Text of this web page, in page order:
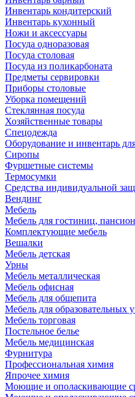
Инвентарь кондитерский
Инвентарь кухонный
Ножи и аксессуары
Посуда одноразовая
Посуда столовая
Посуда из поликарбоната
Предметы сервировки
Приборы столовые
Уборка помещений
Стеклянная посуда
Хозяйственные товары
Спецодежда
Оборудование и инвентарь
Сиропы
Фуршетные системы
Термосумки
Средства индивидуальной
Вендинг
Мебель
Мебель для гостиниц,
Комплектующие мебель
Вешалки
Мебель детская
Урны
Мебель металлическая
Мебель офисная
Мебель для общепита
Мебель для образовательных
Мебель торговая
Постельное белье
Мебель медицинская
Фурнитура
Профессиональная химия
Япрочее химия
Моющие и ополаскивающие